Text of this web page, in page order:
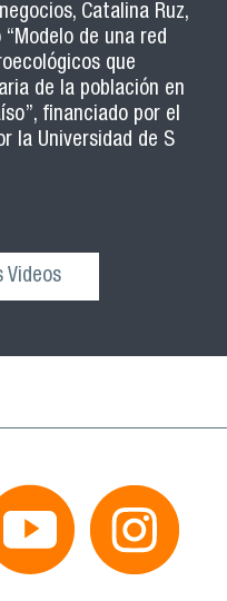
Catalina Ruz,
de una red
que
de la población en
financiado por el
la Universidad de S
Videos